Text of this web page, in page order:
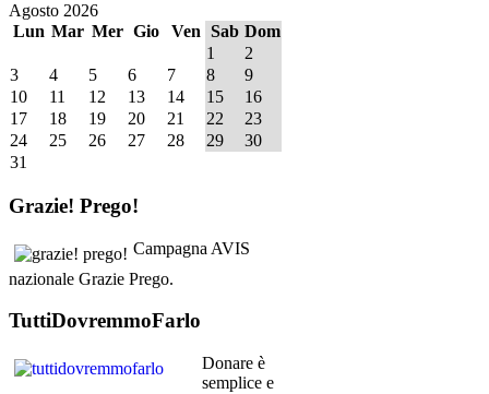
Agosto 2026
Lun Mar Mer Gio Ven Sab Dom
1
2
3
4 5 6 7 8
9
10
11 12 13 14 15
16
17
18 19 20 21 22
23
24
25 26 27 28 29
30
31
Grazie! Prego!
Campagna AVIS
nazionale Grazie Prego.
TuttiDovremmoFarlo
Donare è
semplice e